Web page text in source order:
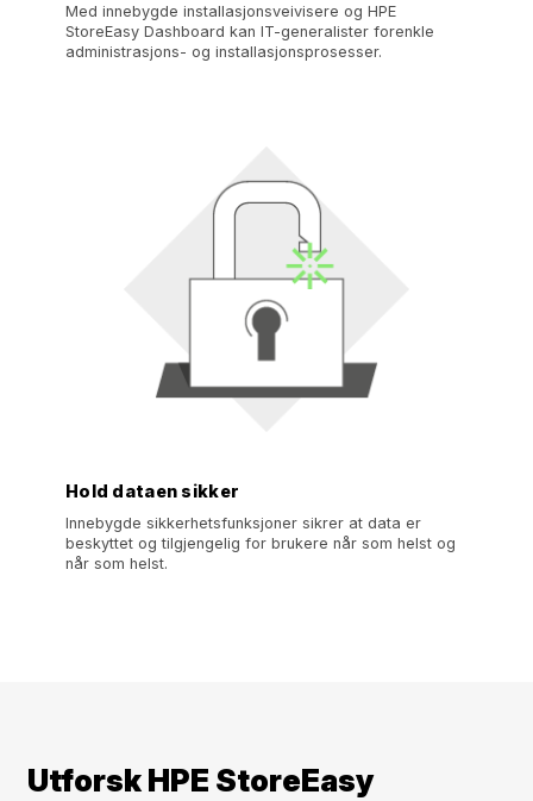
Med innebygde installasjonsveivisere og HPE
StoreEasy Dashboard kan IT-generalister forenkle
administrasjons- og installasjonsprosesser.
Hold dataen sikker
Innebygde sikkerhetsfunksjoner sikrer at data er
beskyttet og tilgjengelig for brukere når som helst og
når som helst.
Utforsk HPE StoreEasy